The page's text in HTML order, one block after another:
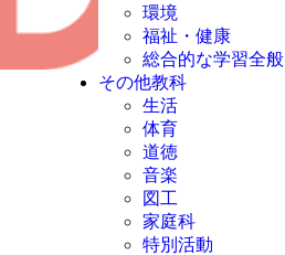
環境
福祉・健康
総合的な学習全般
その他教科
生活
体育
道徳
音楽
図工
家庭科
特別活動